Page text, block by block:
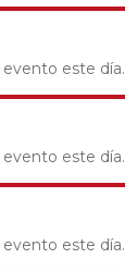
este día.
este día.
este día.